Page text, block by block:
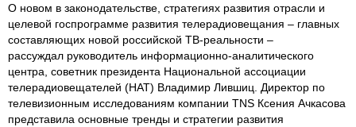
О новом в законодательстве, стратегиях развития отрасли и
целевой госпрограмме развития телерадиовещания – главных
составляющих новой российской ТВ-реальности –
рассуждал руководитель информационно-аналитического
центра, советник президента Национальной ассоциации
телерадиовещателей (НАТ) Владимир Лившиц. Директор по
телевизионным исследованиям компании TNS Ксения Ачкасова
представила основные тренды и стратегии развития